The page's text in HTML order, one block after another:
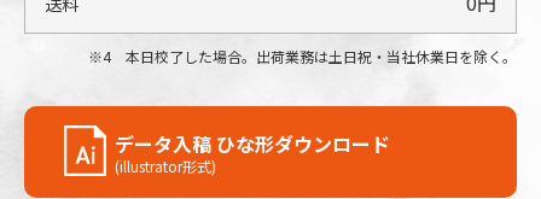
4 本日校了した場合。出荷業務は土日祝・当社休業日を除く。
データ入稿 ひな形ダウンロード
(illustrator形式)